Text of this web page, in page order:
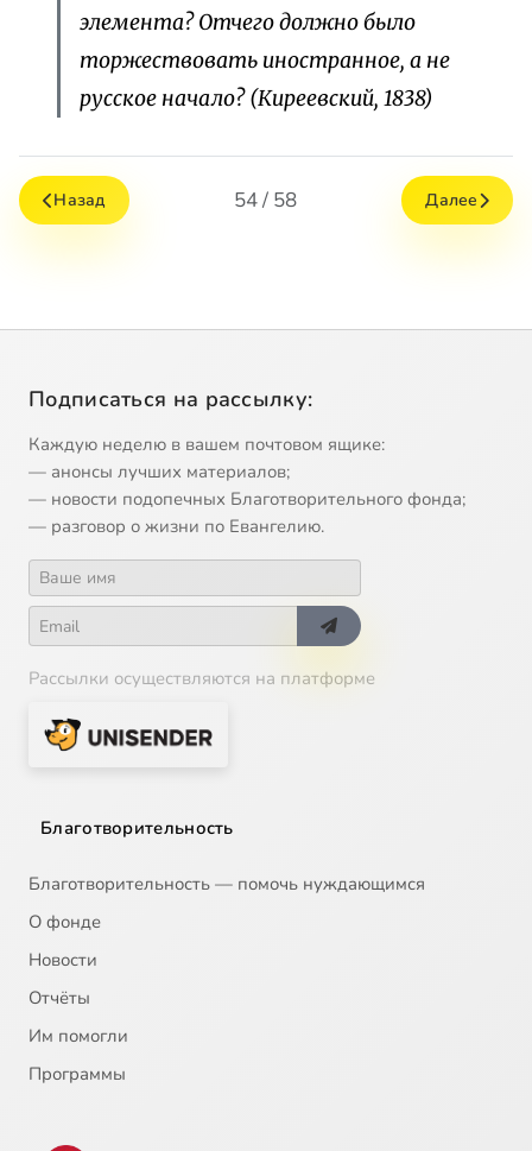
элемента? Отчего должно было
торжествовать иностранное, а не
русское начало?(Киреевский, 1838)
Назад 54 / 58 Далее
Подписаться на рассылку:
Каждую неделю в вашем почтовом ящике:
— анонсы лучших материалов;
— новости подопечных Благотворительного фонда;
— разговор о жизни по Евангелию.
Рассылки осуществляются на платформе
Благотворительность
Благотворительность — помочь нуждающимся
О фонде
Новости
Отчёты
Им помогли
Программы